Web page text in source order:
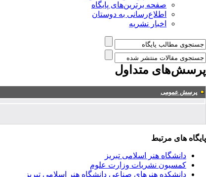
صفحه برترین‌های پایگاه
اطلاع‌رسانی به دوستان
اخبار نشریه
پرسش‌های متداول
پرسش عمومی
پایگاه های مرتبط
دانشگاه هنر اسلامی تبریز
کمسیون نشریات وزارت علوم
دانشکده هنرهای صناعی دانشگاه هنر اسلامی تبریز